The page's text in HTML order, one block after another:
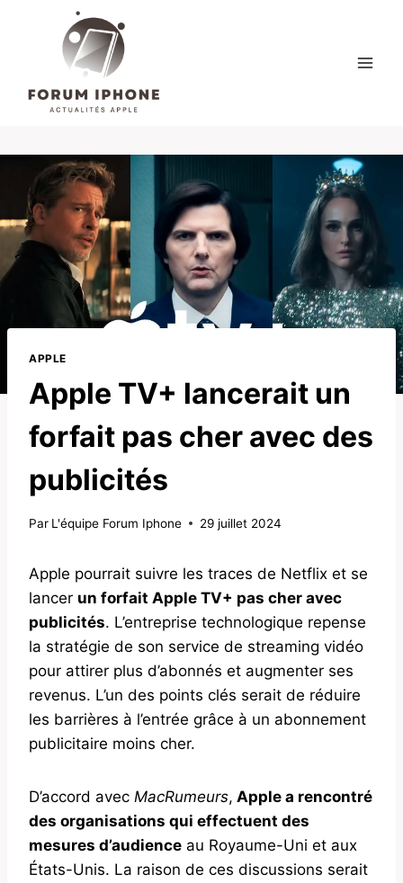
APPLE
Apple TV+ lancerait un
forfait pas cher avec des
publicités
Par L'équipe Forum Iphone 29 juillet 2024
Apple pourrait suivre les traces de Netflix et se
lancer un forfait Apple TV+ pas cher avec
publicités. L’entreprise technologique repense
la stratégie de son service de streaming vidéo
pour attirer plus d’abonnés et augmenter ses
revenus. L’un des points clés serait de réduire
les barrières à l’entrée grâce à un abonnement
publicitaire moins cher.
D’accord avec MacRumeurs, Apple a rencontré
des organisations qui effectuent des
mesures d’audience au Royaume-Uni et aux
États-Unis. La raison de ces discussions serait